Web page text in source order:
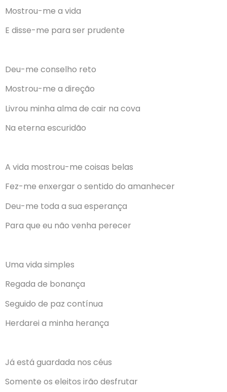
Mostrou-me a vida
E disse-me para ser prudente
Deu-me conselho reto
Mostrou-me a direção
Livrou minha alma de cair na cova
Na eterna escuridão
A vida mostrou-me coisas belas
Fez-me enxergar o sentido do amanhecer
Deu-me toda a sua esperança
Para que eu não venha perecer
Uma vida simples
Regada de bonança
Seguido de paz contínua
Herdarei a minha herança
Já está guardada nos céus
Somente os eleitos irão desfrutar